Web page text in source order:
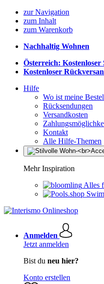
zur Navigation
zum Inhalt
zum Warenkorb
Nachhaltig Wohnen
Österreich: Kostenloser
Kostenloser
Hilfe
Wo ist meine
Rücksendungen
Versandkosten
Kontakt
Alle Hilfe-Themen
Mehr Inspiration
Alles
Anmelden
Jetzt anmelden
Bist du neu hier?
Konto erstellen